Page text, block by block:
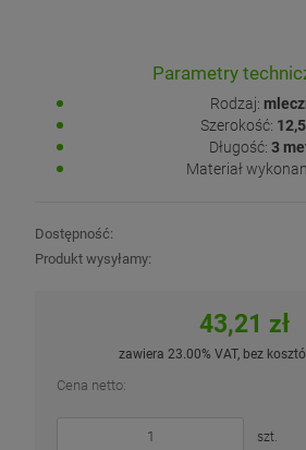
Parametry
Rodzaj:
Szerokość:
Długość: 3
Materiał
Dostępność:
Produkt wysyłamy:
43,21 zł
zawiera 23.00% VAT, bez
Cena netto:
szt.